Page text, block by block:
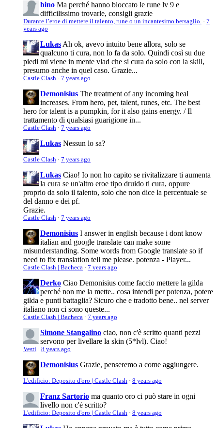
bino Ma perché hanno bloccato le rune lv 9 e
difficilissimo trovarle, consigli grazie
Durante l’eroe di mettere il talento, rune o un incantesimo bersaglio. · 7
years ago
LukasAh ok, avevo intuito bene allora, solo se
qualcuno ti cura, non lo fa da solo. Quindi così su due
piedi mi viene in mente vlad che si cura da solo con la skill,
presumo anche in quel caso. Grazie...
Castle Clash · 7 years ago
Demonisius The treatment of any incoming heal
increases. From hero, pet, talent, runes, etc. The best
hero for talent is a pumpkin, for it also gains energy. / Il
trattamento di qualsiasi guarigione in...
Castle Clash · 7 years ago
Lukas Nessun lo sa?
Castle Clash · 7 years ago
Lukas Ciao! Io non ho capito se rivitalizzare ti aumenta
la cura se un'altro eroe tipo druido ti cura, oppure
proprio da solo il talento, solo che non dice la percentuale se
del danno e dei pf.
Grazie.
Castle Clash · 7 years ago
Demonisius I answer in english because i dont know
italian and google translate can make some
misunderstanding. Some words from Google translate so if
need to fix translation tell me please. potenza - Player...
Castle Clash | Bacheca · 7 years ago
Derko Ciao Demonisius come faccio mettere la gilda
perché non me la mette.. cosa intendi per potenza, potere
gilda e punti battaglia? Sicuro che e tradotto bene.. nel server
italiano non ci sono queste...
Castle Clash | Bacheca · 7 years ago
Simone Stangalino ciao, non c'è scritto quanti pezzi
servono per livellare la skin (5*lvl). Ciao!
Vesti · 8 years ago
Demonisius Grazie, penseremo a come aggiungere.
L'edificio: Deposito d'oro | Castle Clash · 8 years ago
Franz Sartorio ma quanto oro ci può stare in ogni
livello non c'è scritto?
L'edificio: Deposito d'oro | Castle Clash · 8 years ago